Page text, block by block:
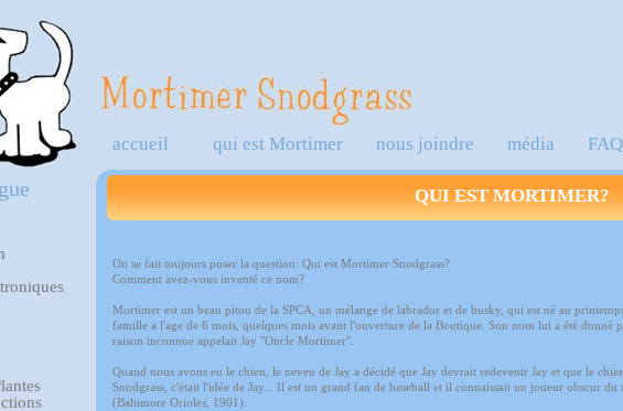
accueil qui est Mortimer nous joindre média FAQ
QUI EST MORTIMER?
On se fait toujours poser la question: Qui est Mortimer Snodgrass?
Comment avez-vous inventé ce nom?
Mortimer est un beau pitou de la SPCA, un mélange de labrador et de husky, qui est né au
famille a l'age de 6 mois, quelques mois avant l'ouverture de la Boutique. Son nom lui a été donné
raison inconnue appelait Jay "Oncle Mortimer".
Quand nous avons eu le chien, le neveu de Jay a décidé que Jay devrait redevenir Jay et que le
Snodgrass, c'était l'idée de Jay... Il est un grand fan de baseball et il connaissait un joueur obscur du
(Baltimore Orioles, 1901).